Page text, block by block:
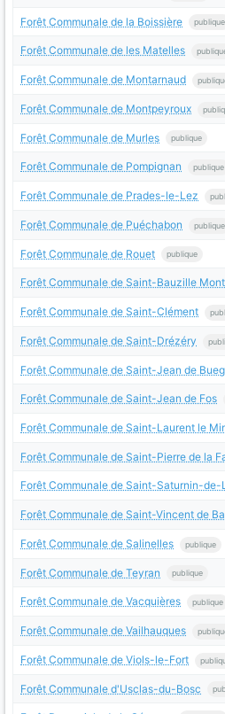
Forêt Communale de la Boissière publique
Forêt Communale de les Matelles
Forêt Communale de Montarnaud
Forêt Communale de Montpeyroux
Forêt Communale de Murles publique
Forêt Communale de Pompignan publique
Forêt Communale de Prades-le-Lez
Forêt Communale de Puéchabon publique
Forêt Communale de Rouet publique
Forêt Communale de Saint-Bauzille
Forêt Communale de Saint-Clément
Forêt Communale de Saint-Drézéry
Forêt Communale de Saint-Jean de
Forêt Communale de Saint-Jean de Fos
Forêt Communale de Saint-Laurent le
Forêt Communale de Saint-Pierre de la
Forêt Communale de Saint-Saturnin-de-
Forêt Communale de Saint-Vincent de
Forêt Communale de Salinelles publique
Forêt Communale de Teyran publique
Forêt Communale de Vacquières publique
Forêt Communale de Vailhauques
Forêt Communale de Viols-le-Fort
Forêt Communale d'Usclas-du-Bosc